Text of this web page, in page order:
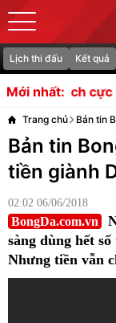
Lịch thi đấu Kết quả
Mới nhất:
lôi kéo Rodri
Trang chủ Bản tin
Bản tin
tiền giành
02:02 06/06/2018
BongDa.com.vn
sàng dùng hết
Nhưng tiền vẫn